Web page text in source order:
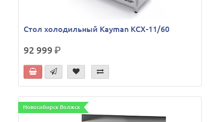
Стол холодильный Kayman КСХ-11/60
92 999р.
Новосибирск Волжск